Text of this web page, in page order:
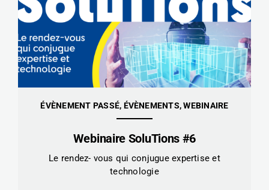
ÉVÈNEMENT PASSÉ, ÉVÈNEMENTS, WEBINAIRE
Webinaire SoluTions #6
Le rendez- vous qui conjugue expertise et
technologie